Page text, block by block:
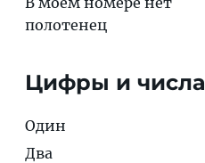
полотенец
Цифры и числа
Один
Два